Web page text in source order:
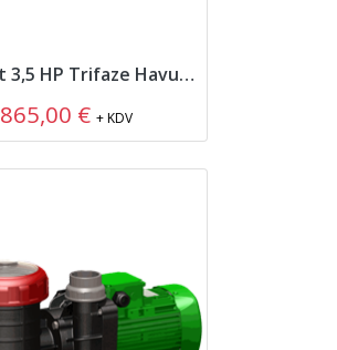
Nozbart 3,5 HP Trifaze Havuz Pompası
865,00 €+ KDV